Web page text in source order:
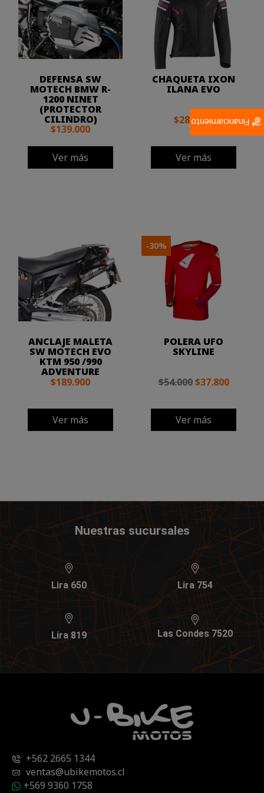
DEFENSA SW
MOTECH BMW R-
1200 NINET
(PROTECTOR
CILINDRO)
$139.000
Ver más
CHAQUETA IXON
ILANA EVO
$289.000
Ver más
ANCLAJE MALETA
SW MOTECH EVO
KTM 950 /990
ADVENTURE
$189.900
Ver más
POLERA UFO
SKYLINE
$54.000 $37.800
Ver más
-30%
Nuestras sucursales
Lira 650 Lira 754
Lira 819 Las Condes 7520
+562 2665 1344
ventas@ubikemotos.cl
+569 9360 1758
Financiamiento